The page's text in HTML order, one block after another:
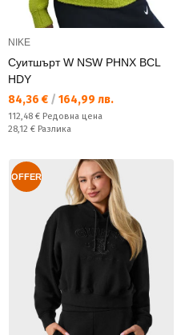
NIKE
Суитшърт W NSW PHNX BCL
HDY
Текуща цена:
84,36 € / 164,99 лв.
Редовна цена:
112,48 € Редовна цена
Спестявате:
28,12 € Разлика
OFFER